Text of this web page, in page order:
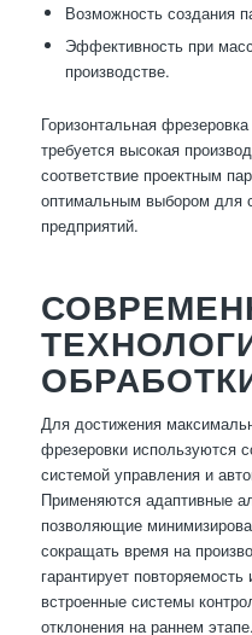
Возможность создания
Эффективность при
производстве.
Горизонтальная
требуется высокая
соответствие проектным
оптимальным выбором для
предприятий.
Для достижения
фрезеровки используются
системой управления и
Применяются адаптивные
позволяющие
сокращать время на
гарантирует
встроенные системы
отклонения на раннем